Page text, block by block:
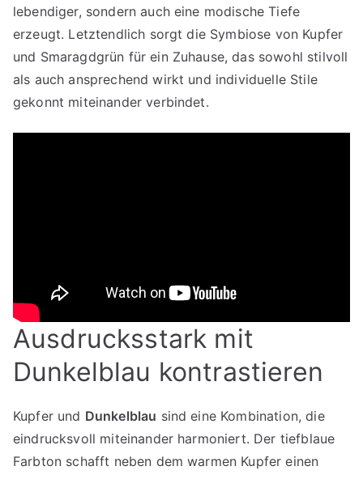
lebendiger, sondern auch eine modische Tiefe
erzeugt. Letztendlich sorgt die Symbiose von Kupfer
und Smaragdgrün für ein Zuhause, das sowohl stilvoll
als auch ansprechend wirkt und individuelle Stile
gekonnt miteinander verbindet.
Ausdrucksstark mit
Dunkelblau kontrastieren
Kupfer und Dunkelblau sind eine Kombination, die
eindrucksvoll miteinander harmoniert. Der tiefblaue
Farbton schafft neben dem warmen Kupfer einen